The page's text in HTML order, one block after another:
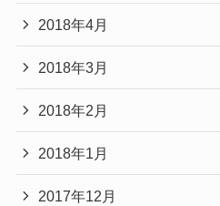
2018年4月
2018年3月
2018年2月
2018年1月
2017年12月